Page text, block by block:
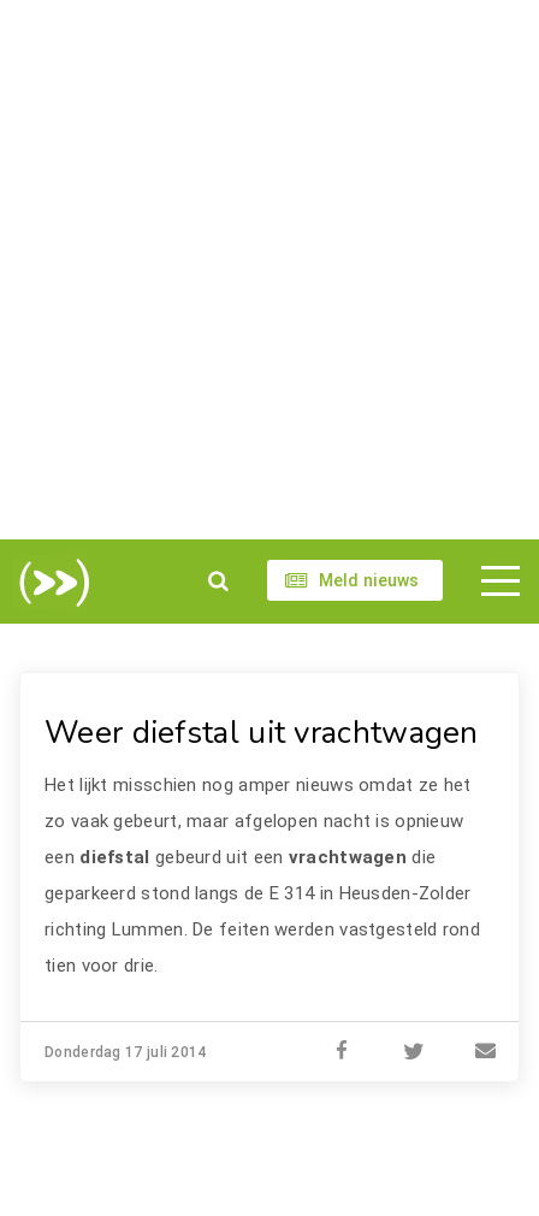
Meld nieuws
Weer diefstal uit vrachtwagen
Het lijkt misschien nog amper nieuws omdat ze het
zo vaak gebeurt, maar afgelopen nacht is opnieuw
een diefstal gebeurd uit een vrachtwagendie
geparkeerd stond langs de E 314 in Heusden-Zolder
richting Lummen. De feiten werden vastgesteld rond
tien voor drie.
Donderdag 17 juli 2014